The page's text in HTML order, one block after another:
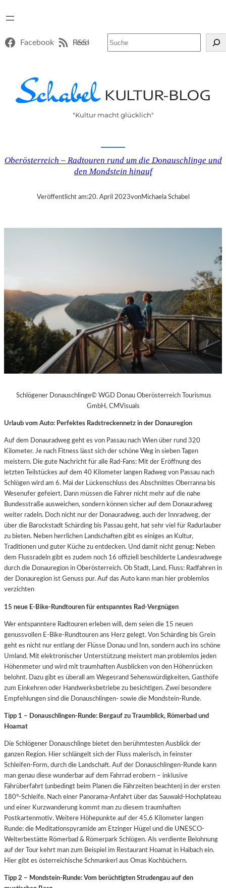
Facebook RSS-Feed
"Kultur macht glücklich"
Oberösterreich – Radtouren rund um die Donauschlinge und
den Mondstein hinauf
Veröffentlicht am:20. April 2023vonMichaela Schabel
Schlögener Donauschlinge© WGD Donau Oberösterreich Tourismus
GmbH, CMVisuals
Urlaub vom Auto: Perfektes Radstreckennetz in der Donauregion
Auf dem Donauradweg geht es von Passau nach Wien über rund 320
Kilometer. Je nach Fitness lässt sich der schöne Weg in sieben Tagen
meistern. Die gute Nachricht für alle Rad-Fans: Mit der Eröffnung des
letzten Teilstückes auf dem 40 Kilometer langen Radweg von Passau nach
Schlögen wird am 6. Mai der Lückenschluss des Abschnittes Oberranna bis
Wesenufer gefeiert. Dann müssen die Fahrer nicht mehr auf die nahe
Bundesstraße ausweichen, sondern können sicher auf dem Donauradweg
weiter radeln. Doch nicht nur der Donauradweg, auch der Innradweg, der
über die Barockstadt Schärding bis Passau geht, hat sehr viel für Radurlauber
zu bieten. Neben herrlichen Landschaften gibt es einiges an Kultur,
Traditionen und guter Küche zu entdecken. Und damit nicht genug: Neben
dem Flussradeln gibt es zudem noch 16 offiziell beschilderte Landesradwege
durch die Donauregion in Oberösterreich. Ob Stadt, Land, Fluss: Radfahren in
der Donauregion ist Genuss pur. Auf das Auto kann man hier problemlos
verzichten
15 neue E-Bike-Rundtouren für entspanntes Rad-Vergnügen
Wer entspanntere Radtouren erleben will, dem seien die 15 neuen
genussvollen E-Bike-Rundtouren ans Herz gelegt. Von Schärding bis Grein
geht es nicht nur entlang der Flüsse Donau und Inn, sondern auch ins schöne
Umland. Mit elektronischer Unterstützung meistert man problemlos jeden
Höhenmeter und wird mit traumhaften Ausblicken von den Höhenrücken
belohnt. Dazu gibt es überall am Wegesrand Sehenswürdigkeiten, Gasthöfe
zum Einkehren oder Handwerksbetriebe zu besichtigen. Zwei besondere
Empfehlungen sind die Donauschlingen- sowie die Mondstein-Runde.
Tipp 1 – Donauschlingen-Runde: Bergauf zu Traumblick, Römerbad und
Hoamat
Die Schlögener Donauschlinge bietet den berühmtesten Ausblick der
ganzen Region. Hier schlängelt sich der Fluss malerisch, in feinster
Schleifen-Form, durch die Landschaft. Auf der Donauschlingen-Runde kann
man genau diese wunderbar auf dem Fahrrad erobern – inklusive
Fährüberfahrt (unbedingt beim Planen die Fährzeiten beachten) in der ersten
180°-Schleife. Nach einer Panorama-Anfahrt über das Sauwald-Hochplateau
und einer Kurzwanderung kommt man zu diesem traumhaften
Postkartenmotiv. Weitere Höhepunkte auf der 45,6 Kilometer langen
Runde: die Meditationspyramide am Etzinger Hügel und die UNESCO-
Welterbestätte Römerbad & Römerpark Schlögen. Als verdiente Belohnung
auf der Tour kehrt man zum Beispiel im Restaurant Hoamat in Haibach ein.
Hier gibt es österreichische Schmankerl aus Omas Kochbüchern.
Tipp 2 – Mondstein-Runde: Vom berüchtigten Strudengau auf den